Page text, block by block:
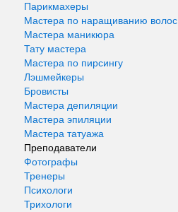
Парикмахеры
Мастера по наращиванию волос
Мастера маникюра
Тату мастера
Мастера по пирсингу
Лэшмейкеры
Бровисты
Мастера депиляции
Мастера эпиляции
Мастера татуажа
Преподаватели
Фотографы
Тренеры
Психологи
Трихологи